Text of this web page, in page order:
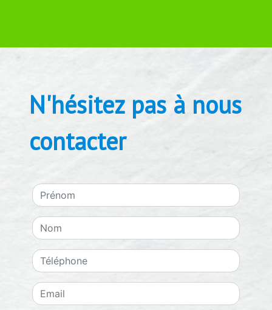
N'hésitez pas à nous
contacter